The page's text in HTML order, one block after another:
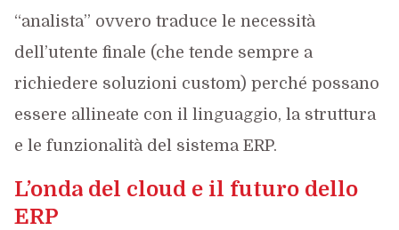
“analista” ovvero traduce le necessità
dell’utente finale (che tende sempre a
richiedere soluzioni custom) perché possano
essere allineate con il linguaggio, la struttura
e le funzionalità del sistema ERP.
L’onda del cloud e il futuro dello
ERP